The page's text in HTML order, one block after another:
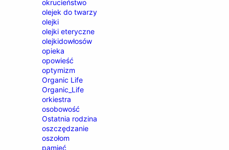
okrucieństwo
olejek do twarzy
olejki
olejki eteryczne
olejkidowłosów
opieka
opowieść
optymizm
Organic Life
Organic_Life
orkiestra
osobowość
Ostatnia rodzina
oszczędzanie
oszołom
pamieć